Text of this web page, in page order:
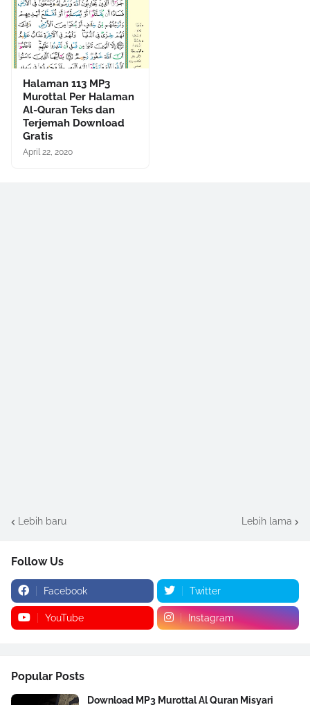
Halaman 113 MP3
Murottal Per Halaman
Al-Quran Teks dan
Terjemah Download
Gratis
April 22, 2020
Lebih baru Lebih lama
Follow Us
Facebook Twitter
YouTube Instagram
Popular Posts
Download MP3 Murottal Al Quran Misyari